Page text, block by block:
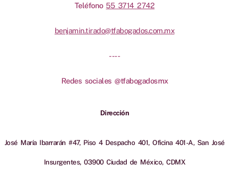
Teléfono 55 3714 2742
benjamin.tirado@tfabogados.com.mx
----
Redes sociales @tfabogadosmx
Dirección
José María Ibarrarán #47, Piso 4 Despacho 401, Oficina 401-A, San José
Insurgentes, 03900 Ciudad de México, CDMX